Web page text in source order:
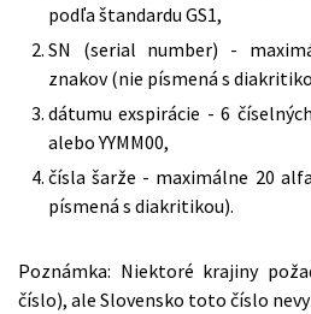
podľa štandardu GS1,
SN (serial number) -
znakov (nie písmená s
dátumu exspirácie - 6
alebo YYMM00,
čísla šarže - maximálne 20
písmená s diakritikou).
Poznámka: Niektoré krajiny
číslo), ale Slovensko toto číslo